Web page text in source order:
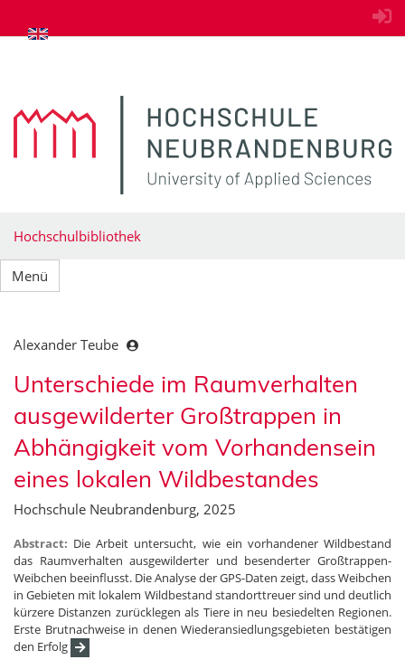
zum Inhalt springen
Hochschulbibliothek
Menü
Alexander Teube
Unterschiede im Raumverhalten
ausgewilderter Großtrappen in
Abhängigkeit vom Vorhandensein
eines lokalen Wildbestandes
Hochschule Neubrandenburg, 2025
Abstract: Die Arbeit untersucht, wie ein vorhandener Wildbestand
das Raumverhalten ausgewilderter und besenderter Großtrappen-
Weibchen beeinflusst. Die Analyse der GPS-Daten zeigt, dass Weibchen
in Gebieten mit lokalem Wildbestand standorttreuer sind und deutlich
kürzere Distanzen zurücklegen als Tiere in neu besiedelten Regionen.
Erste Brutnachweise in denen Wiederansiedlungsgebieten bestätigen
den Erfolg